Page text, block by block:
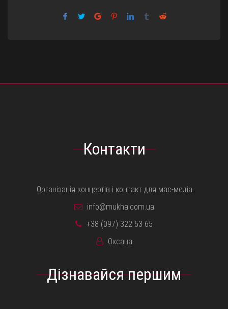
Контакти
Організація концертів і контакт для мас-медіа:
info@mukha.com.ua
+38 (097) 322 53 65
Оксана
Дізнавайся першим